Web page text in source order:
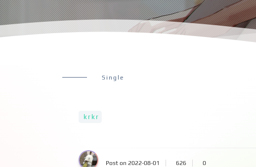
Single
krkr
Post on 2022-08-01 626 0